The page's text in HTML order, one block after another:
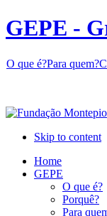
GEPE -
O que é?Para quem?
Skip to content
Home
GEPE
O que é?
Porquê?
Para